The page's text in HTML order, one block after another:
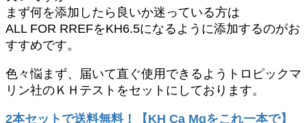
まず何を添加したら良いか迷っている方は
ALL FOR RREFをKH6.5になるように添加するのがお
すすめです。
色々悩まず、届いて直ぐ使用できるようトロピックマ
リン社のＫＨテストをセットにしております。
2本セットで送料無料！【KH Ca Mgをこれ一本で】